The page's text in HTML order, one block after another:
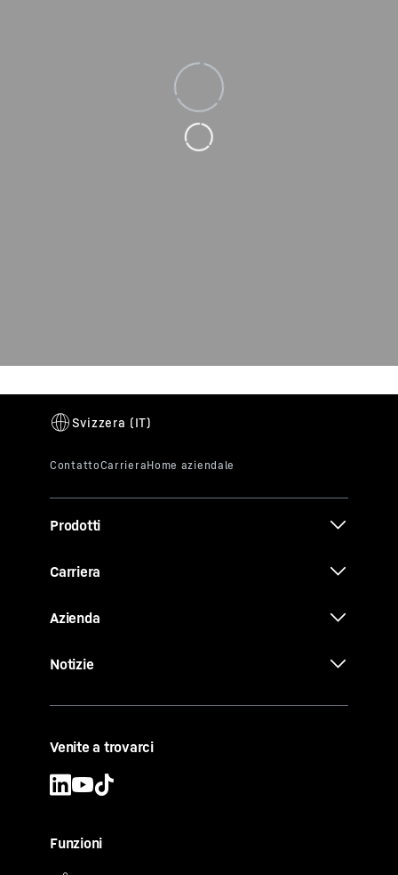
Loading
Prodotti
Carriera
Azienda
Notizie
Venite a trovarci
Funzioni